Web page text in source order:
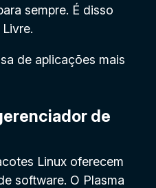
sempre. É disso
de aplicações mais
de
Linux oferecem
software. O Plasma